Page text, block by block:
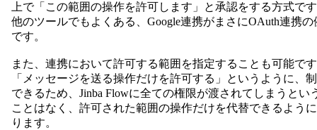
上で「この範囲の操作を許可します」と承認をする方式で
他のツールでもよくある、Google連携がまさにOAuth連携の
です。
また、連携において許可する範囲を指定することも可能で
「メッセージを送る操作だけを許可する」というように、
できるため、Jinba Flowに全ての権限が渡されてしまうとい
ことはなく、許可された範囲の操作だけを代替できるよう
ります。